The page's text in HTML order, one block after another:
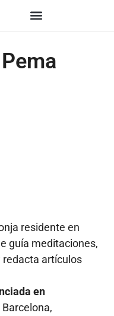
residente en
guía meditaciones,
redacta artículos
en